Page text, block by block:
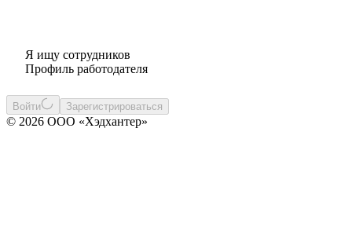
Я ищу сотрудников
Профиль работодателя
Войти Зарегистрироваться
© 2026 ООО «Хэдхантер»